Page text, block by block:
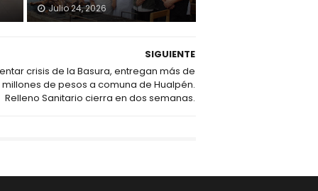
Julio 24, 2026
SIGUIENTE
crisis de la Basura, entregan más de
millones de pesos a comuna de Hualpén.
Relleno Sanitario cierra en dos semanas.